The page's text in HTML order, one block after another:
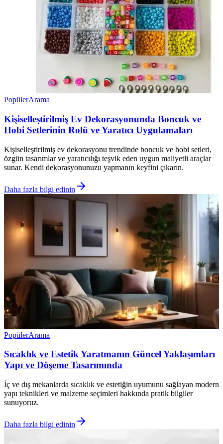
PopülerArama
Kişiselleştirilmiş Ev Dekorasyonunda Boncuk ve
Hobi Setlerinin Rolü ve Yaratıcı Uygulamaları
Kişiselleştirilmiş ev dekorasyonu trendinde boncuk ve hobi setleri,
özgün tasarımlar ve yaratıcılığı teşvik eden uygun maliyetli araçlar
sunar. Kendi dekorasyonunuzu yapmanın keyfini çıkarın.
Daha fazla bilgi edinin
PopülerArama
Sıcaklık ve Estetik Yaratmanın Güncel Yaklaşımları
Yapı ve Döşeme Tasarımında
İç ve dış mekanlarda sıcaklık ve estetiğin uyumunu sağlayan modern
yapı teknikleri ve malzeme seçimleri hakkında pratik bilgiler
sunuyoruz.
Daha fazla bilgi edinin